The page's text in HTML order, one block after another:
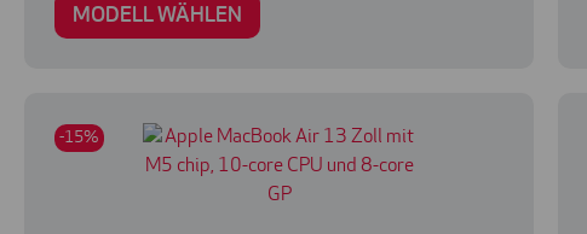
MODELL WÄHLEN
-15%